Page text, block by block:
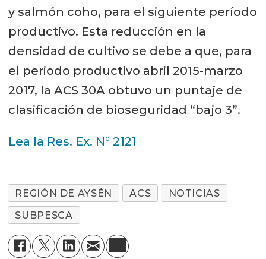
y salmón coho, para el siguiente período
productivo. Esta reducción en la
densidad de cultivo se debe a que, para
el periodo productivo abril 2015-marzo
2017, la ACS 30A obtuvo un puntaje de
clasificación de bioseguridad “bajo 3”.
Lea la Res. Ex. N° 2121
REGIÓN DE AYSÉN ACS
NOTICIAS
SUBPESCA